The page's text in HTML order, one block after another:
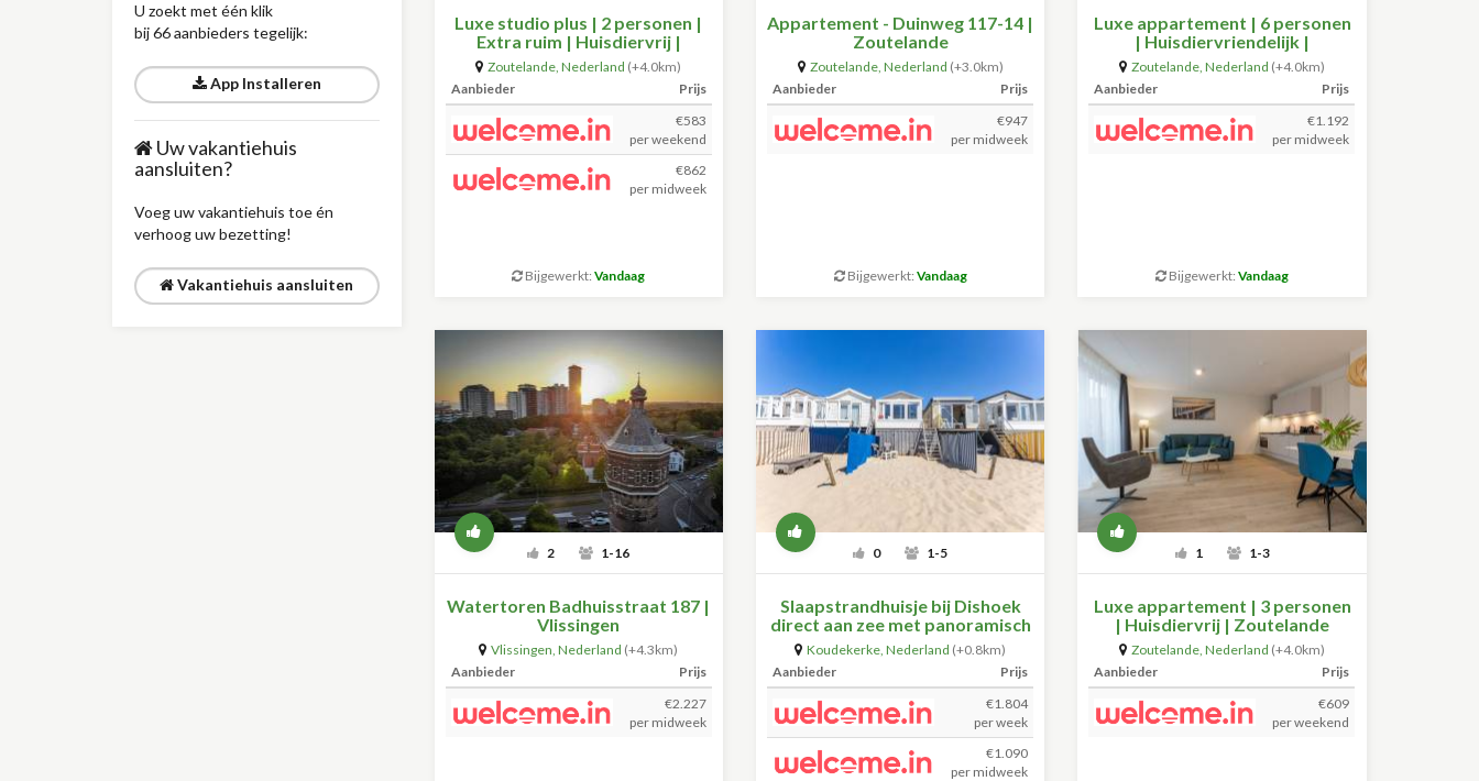
U zoekt met één klik
bij 66 aanbieders tegelijk:
App Installeren
Uw vakantiehuis
aansluiten?
Voeg uw vakantiehuis toe én
verhoog uw bezetting!
Vakantiehuis aansluiten
Luxe studio plus | 2 personen |
Extra ruim | Huisdiervrij |
Zoutelande
Zoutelande,Nederland (+4.0km)
Aanbieder
Prijs
€583
per weekend
€862
per midweek
Bijgewerkt:Vandaag
Appartement - Duinweg 117-14 |
Zoutelande
Zoutelande, Nederland (+3.0km)
Aanbieder
Prijs
€947
per midweek
Bijgewerkt: Vandaag
Luxe appartement | 6 personen
| Huisdiervriendelijk |
Zoutelande
Zoutelande,Nederland (+4.0km)
Aanbieder
Prijs
€1.192
per midweek
Bijgewerkt:Vandaag
2 1-16
Watertoren Badhuisstraat 187 |
Vlissingen
Vlissingen,Nederland (+4.3km)
Aanbieder
Prijs
€2.227
per midweek
0 1-5
Slaapstrandhuisje bij Dishoek
direct aan zee met panoramisch
uitzicht en terras | 342
Koudekerke,Nederland (+0.8km)
Aanbieder
Prijs
€1.804
per week
€1.090
per midweek
1 1-3
Luxe appartement | 3 personen
| Huisdiervrij | Zoutelande
Zoutelande,Nederland (+4.0km)
Aanbieder
Prijs
€609
per weekend